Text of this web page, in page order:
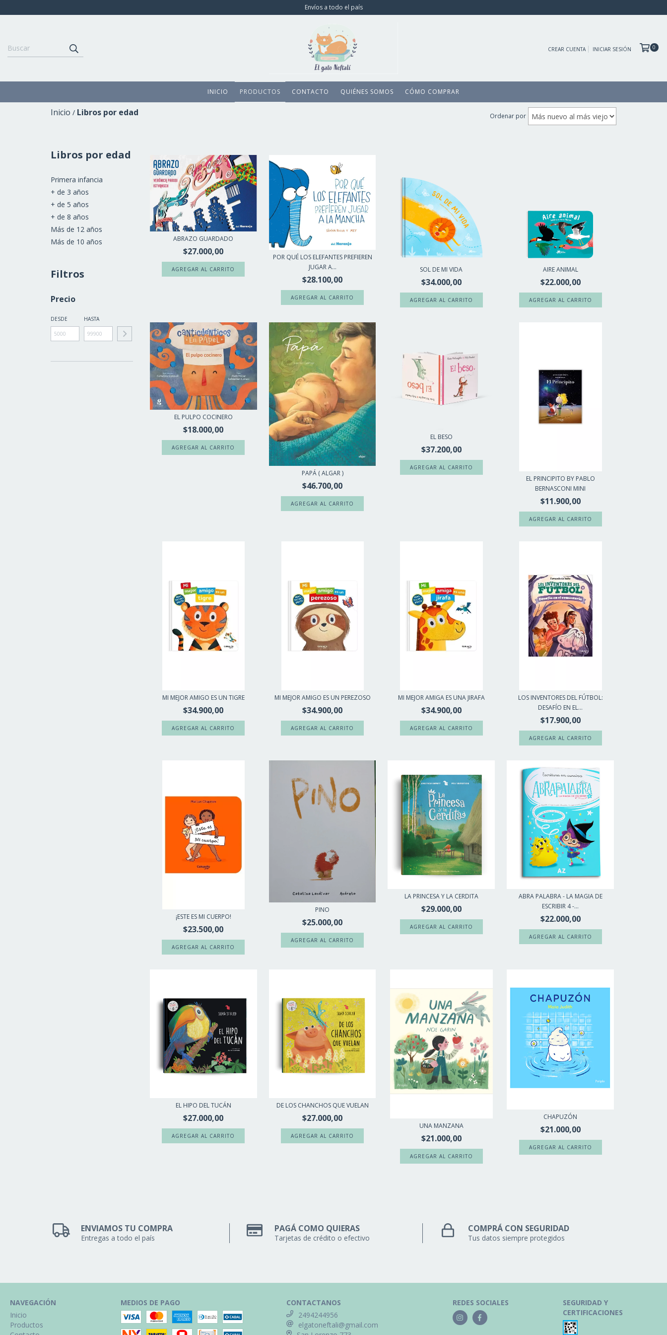
Envíos a todo el país
CREAR CUENTA INICIAR SESIÓN 0
INICIO PRODUCTOS CONTACTO QUIÉNES SOMOS CÓMO COMPRAR
Inicio / Libros por edad Ordenar por
Libros por edad
Primera infancia
+ de 3 años
+ de 5 años
+ de 8 años
Más de 12 años
Más de 10 años
Filtros
Precio
DESDE HASTA
ABRAZO GUARDADO
$27.000,00
POR QUÉ LOS ELEFANTES PREFIEREN
JUGAR A...
$28.100,00
SOL DE MI VIDA
$34.000,00
AIRE ANIMAL
$22.000,00
EL PULPO COCINERO
$18.000,00
PAPÁ ( ALGAR )
$46.700,00
EL BESO
$37.200,00
EL PRINCIPITO BY PABLO
BERNASCONI MINI
$11.900,00
MI MEJOR AMIGO ES UN TIGRE
$34.900,00
MI MEJOR AMIGO ES UN PEREZOSO
$34.900,00
MI MEJOR AMIGA ES UNA JIRAFA
$34.900,00
LOS INVENTORES DEL FÚTBOL:
DESAFÍO EN EL...
$17.900,00
¡ESTE ES MI CUERPO!
$23.500,00
PINO
$25.000,00
LA PRINCESA Y LA CERDITA
$29.000,00
ABRA PALABRA - LA MAGIA DE
ESCRIBIR 4 -...
$22.000,00
EL HIPO DEL TUCÁN
$27.000,00
DE LOS CHANCHOS QUE VUELAN
$27.000,00
UNA MANZANA
$21.000,00
CHAPUZÓN
$21.000,00
ENVIAMOS TU COMPRA
Entregas a todo el país
PAGÁ COMO QUIERAS
Tarjetas de crédito o efectivo
COMPRÁ CON SEGURIDAD
Tus datos siempre protegidos
NAVEGACIÓN
Inicio
Productos
MEDIOS DE PAGO
CONTACTANOS
2494244956
elgatoneftali@gmail.com
REDES SOCIALES
SEGURIDAD Y
CERTIFICACIONES